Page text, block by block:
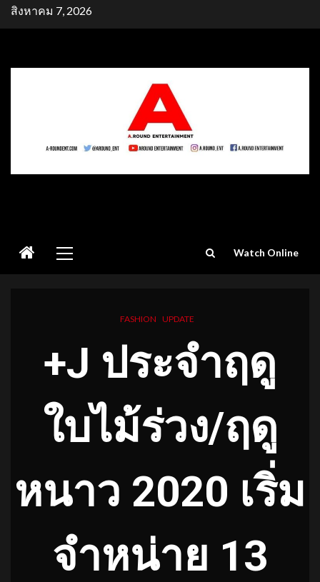
Skipสิงหาคม 7, 2026
Menu
Watch Online
FASHION UPDATE
+J ประจำฤดู
ใบไม้ร่วง/ฤดู
หนาว 2020 เริ่ม
จำหน่าย 13